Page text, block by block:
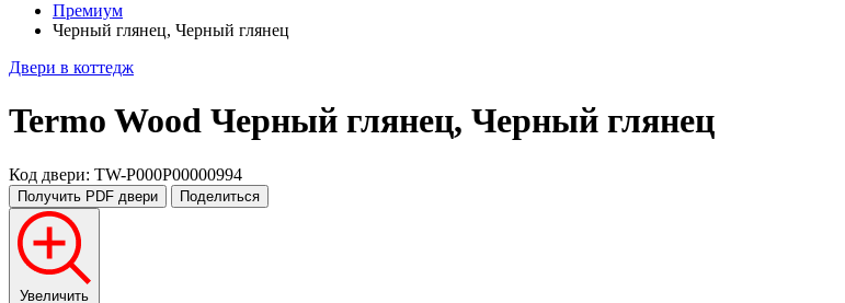
Премиум
Черный глянец, Черный глянец
Двери в коттедж
Termo Wood Черный глянец, Черный глянец
Код двери: TW-P000P00000994
Получить PDF двери Поделиться
Увеличить